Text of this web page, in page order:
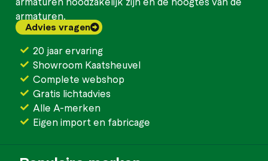
armaturen.
Advies vragen
20 jaar ervaring
Showroom Kaatsheuvel
Complete webshop
Gratis lichtadvies
Alle A-merken
Eigen import en fabricage